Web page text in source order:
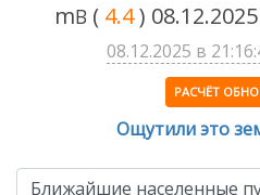
mB ( 4.4)
08.12.2025 в
РАСЧЁТ
Ощутили это